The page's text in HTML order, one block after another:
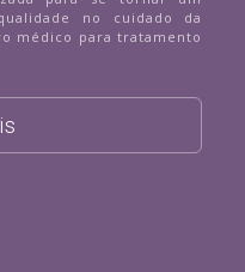
no cuidado da
médico para tratamento